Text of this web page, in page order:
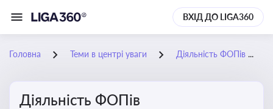
ВХІД ДО LIGA360
Головна Теми в центрі уваги Діяльність ФОПів
Діяльність ФОПів